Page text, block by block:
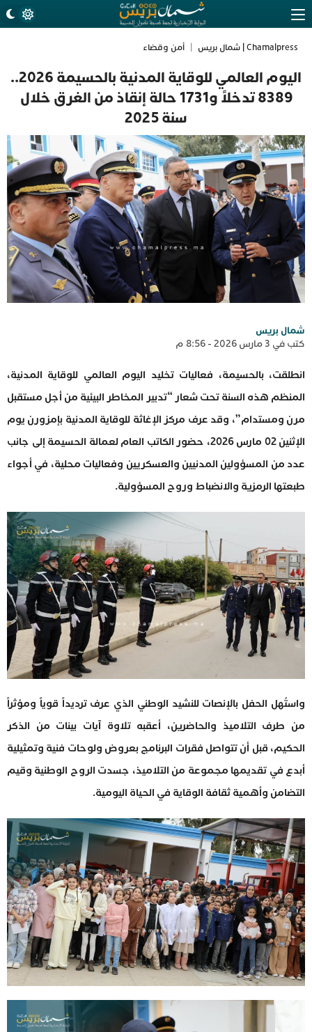
Chamalpress | شمال بريس أمن وقضاء
اليوم العالمي للوقاية المدنية بالحسيمة 2026..
8389 تدخلاً و1731 حالة إنقاذ من الغرق خلال
سنة 2025
شمال بريس
كتب في 3 مارس 2026 - 8:56 م
انطلقت، بالحسيمة، فعاليات تخليد اليوم العالمي للوقاية المدنية،
المنظم هذه السنة تحت شعار “تدبير المخاطر البيئية من أجل مستقبل
مرن ومستدام”، وقد عرف مركز الإغاثة للوقاية المدنية بإمزورن يوم
الإثنين 02 مارس 2026، حضور الكاتب العام لعمالة الحسيمة إلى جانب
عدد من المسؤولين المدنيين والعسكريين وفعاليات محلية، في أجواء
طبعتها الرمزية والانضباط وروح المسؤولية.
واستُهل الحفل بالإنصات للنشيد الوطني الذي عرف ترديداً قوياً ومؤثراً
من طرف التلاميذ والحاضرين، أعقبه تلاوة آيات بينات من الذكر
الحكيم، قبل أن تتواصل فقرات البرنامج بعروض ولوحات فنية وتمثيلية
أبدع في تقديمها مجموعة من التلاميذ، جسدت الروح الوطنية وقيم
التضامن وأهمية ثقافة الوقاية في الحياة اليومية.